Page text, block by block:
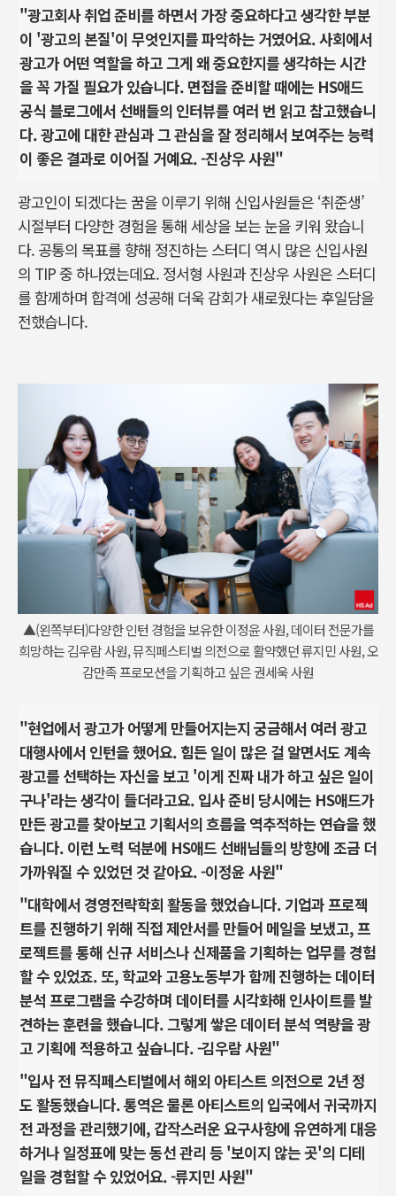
"광고회사 취업 준비를 하면서 가장 중요하다고 생각한 부분
이 '광고의 본질'이 무엇인지를 파악하는 거였어요. 사회에서
광고가 어떤 역할을 하고 그게 왜 중요한지를 생각하는 시간
을 꼭 가질 필요가 있습니다. 면접을 준비할 때에는 HS애드
공식 블로그에서 선배들의 인터뷰를 여러 번 읽고 참고했습니
다. 광고에 대한 관심과 그 관심을 잘 정리해서 보여주는 능력
이 좋은 결과로 이어질 거예요. -진상우 사원"
광고인이 되겠다는 꿈을 이루기 위해 신입사원들은 ‘취준생’
시절부터 다양한 경험을 통해 세상을 보는 눈을 키워 왔습니
다. 공통의 목표를 향해 정진하는 스터디 역시 많은 신입사원
의 TIP 중 하나였는데요. 정서형 사원과 진상우 사원은 스터디
를 함께하며 합격에 성공해 더욱 감회가 새로웠다는 후일담을
전했습니다.
▲(왼쪽부터)다양한 인턴 경험을 보유한 이정윤 사원, 데이터 전문가를
희망하는 김우람 사원, 뮤직페스티벌 의전으로 활약했던 류지민 사원, 오
감만족 프로모션을 기획하고 싶은 권세욱 사원
"현업에서 광고가 어떻게 만들어지는지 궁금해서 여러 광고
대행사에서 인턴을 했어요. 힘든 일이 많은 걸 알면서도 계속
광고를 선택하는 자신을 보고 '이게 진짜 내가 하고 싶은 일이
구나'라는 생각이 들더라고요. 입사 준비 당시에는 HS애드가
만든 광고를 찾아보고 기획서의 흐름을 역추적하는 연습을 했
습니다. 이런 노력 덕분에 HS애드 선배님들의 방향에 조금 더
가까워질 수 있었던 것 같아요. -이정윤 사원"
"대학에서 경영전략학회 활동을 했었습니다. 기업과 프로젝
트를 진행하기 위해 직접 제안서를 만들어 메일을 보냈고, 프
로젝트를 통해 신규 서비스나 신제품을 기획하는 업무를 경험
할 수 있었죠. 또, 학교와 고용노동부가 함께 진행하는 데이터
분석 프로그램을 수강하며 데이터를 시각화해 인사이트를 발
견하는 훈련을 했습니다. 그렇게 쌓은 데이터 분석 역량을 광
고 기획에 적용하고 싶습니다. -김우람 사원"
"입사 전 뮤직페스티벌에서 해외 아티스트 의전으로 2년 정
도 활동했습니다. 통역은 물론 아티스트의 입국에서 귀국까지
전 과정을 관리했기에, 갑작스러운 요구사항에 유연하게 대응
하거나 일정표에 맞는 동선 관리 등 '보이지 않는 곳'의 디테
일을 경험할 수 있었어요. -류지민 사원"